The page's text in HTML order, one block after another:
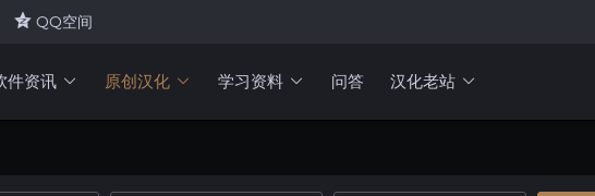
QQ空间
件资讯 原创汉化 学习资料 问答 汉化老站